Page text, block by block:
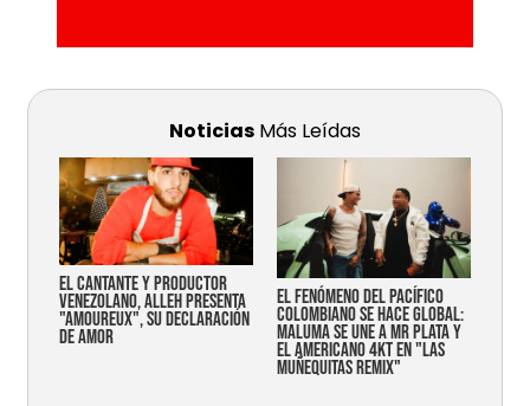
Noticias Más Leídas
EL CANTANTE Y PRODUCTOR
VENEZOLANO, ALLEH PRESENTA
"AMOUREUX", SU DECLARACIÓN
DE AMOR
EL FENÓMENO DEL PACÍFICO
COLOMBIANO SE HACE GLOBAL:
MALUMA SE UNE A MR PLATA Y
EL AMERICANO 4KT EN "LAS
MUÑEQUITAS REMIX"